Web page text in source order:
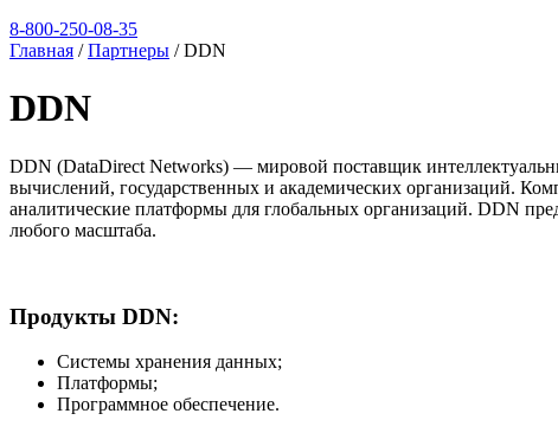
8‑800‑250‑08‑35
Главная /Партнеры /DDN
DDN
DDN (DataDirect Networks) — мировой поставщик
вычислений, государственных и академических организаций.
аналитические платформы для глобальных организаций. DDN
любого масштаба.
Продукты DDN:
Системы хранения данных;
Платформы;
Программное обеспечение.